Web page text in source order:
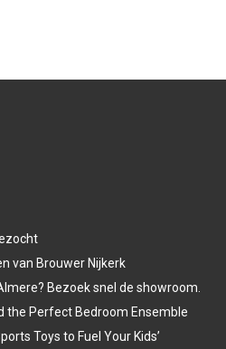
van Brouwer Nijkerk
Bezoek snel de showroom.
the Perfect Bedroom Ensemble
Toys to Fuel Your Kids’